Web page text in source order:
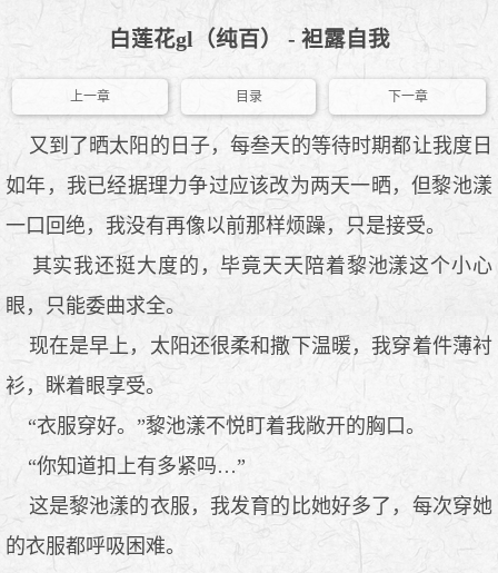
白莲花gl（纯百） - 袒露自我
上一章 目录 下一章
又到了晒太阳的日子，每叁天的等待时期都让我度日
如年，我已经据理力争过应该改为两天一晒，但黎池漾
一口回绝，我没有再像以前那样烦躁，只是接受。
其实我还挺大度的，毕竟天天陪着黎池漾这个小心
眼，只能委曲求全。
现在是早上，太阳还很柔和撒下温暖，我穿着件薄衬
衫，眯着眼享受。
“衣服穿好。”黎池漾不悦盯着我敞开的胸口。
“你知道扣上有多紧吗…”
这是黎池漾的衣服，我发育的比她好多了，每次穿她
的衣服都呼吸困难。